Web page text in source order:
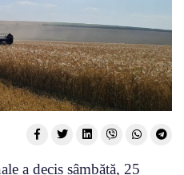
a decis sâmbătă, 25